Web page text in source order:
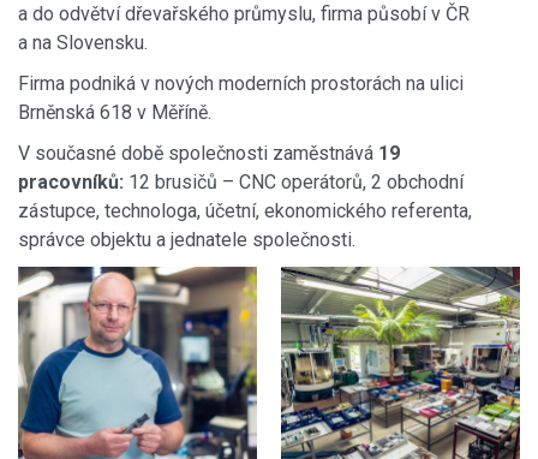
a do odvětví dřevařského průmyslu, firma působí v ČR
a na Slovensku.
Firma podniká v nových moderních prostorách na ulici
Brněnská 618 v Měříně.
V současné době společnosti zaměstnává 19
pracovníků: 12 brusičů – CNC operátorů, 2 obchodní
zástupce, technologa, účetní, ekonomického referenta,
správce objektu a jednatele společnosti.